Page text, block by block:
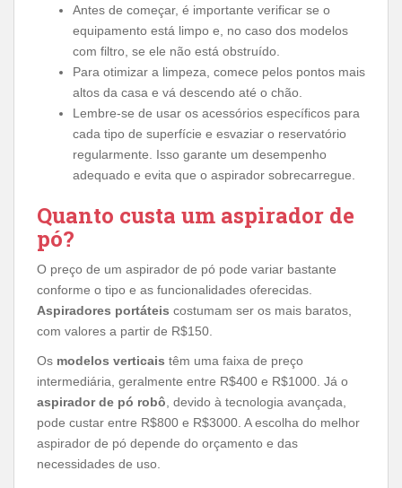
Antes de começar, é importante verificar se o
equipamento está limpo e, no caso dos modelos
com filtro, se ele não está obstruído.
Para otimizar a limpeza, comece pelos pontos mais
altos da casa e vá descendo até o chão.
Lembre-se de usar os acessórios específicos para
cada tipo de superfície e esvaziar o reservatório
regularmente. Isso garante um desempenho
adequado e evita que o aspirador sobrecarregue.
Quanto custa um aspirador de
pó?
O preço de um aspirador de pó pode variar bastante
conforme o tipo e as funcionalidades oferecidas.
Aspiradores portáteis costumam ser os mais baratos,
com valores a partir de R$150.
Os modelos verticais têm uma faixa de preço
intermediária, geralmente entre R$400 e R$1000. Já o
aspirador de pó robô , devido à tecnologia avançada,
pode custar entre R$800 e R$3000. A escolha do melhor
aspirador de pó depende do orçamento e das
necessidades de uso.